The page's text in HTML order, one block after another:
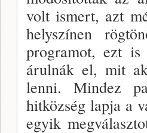
volt is­mert, azt
helyszínen
programot, ezt
árulnák el, mit
lenni. Mindez
hitközség lapja a
egyik